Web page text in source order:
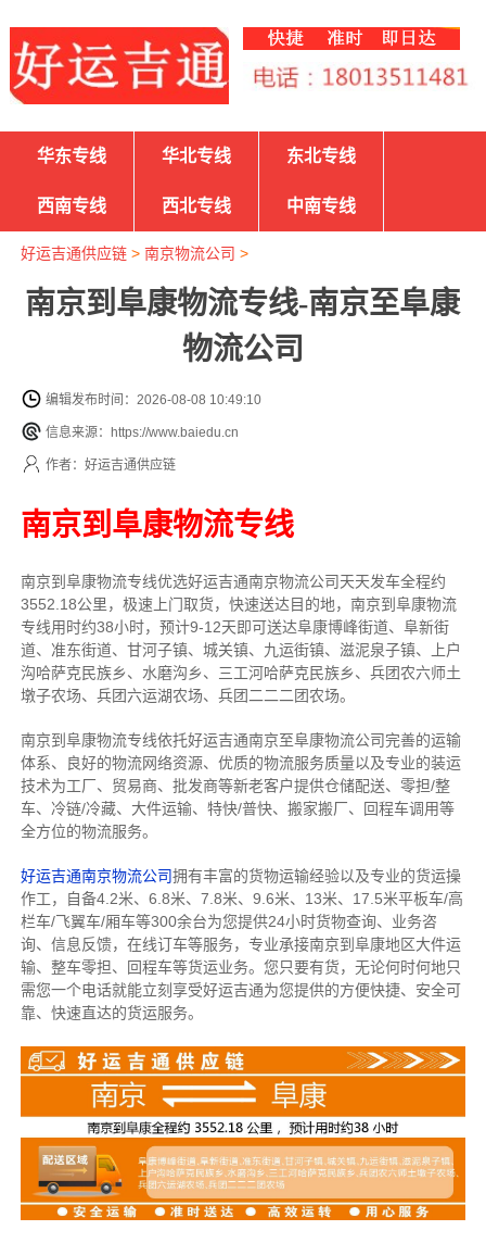
华东专线 华北专线 东北专线
西南专线 西北专线 中南专线
好运吉通供应链> 南京物流公司 >
南京到阜康物流专线-南京至阜康
物流公司
编辑发布时间：2026-08-08 10:49:10
信息来源：https://www.baiedu.cn
作者：好运吉通供应链
南京到阜康物流专线
南京到阜康物流专线优选好运吉通南京物流公司天天发车全程约
3552.18公里， 极速上门取货，快速送达目的地，南京到阜康物流
专线用时约38小时，预计9-12天即可送达阜康博峰街道、阜新街
道、准东街道、甘河子镇、城关镇、九运街镇、滋泥泉子镇、上户
沟哈萨克民族乡、水磨沟乡、三工河哈萨克民族乡、兵团农六师土
墩子农场、兵团六运湖农场、兵团二二二团农场。
南京到阜康物流专线依托好运吉通南京至阜康物流公司完善的运输
体系、良好的物流网络资源、优质的物流服务质量以及专业的装运
技术为工厂、贸易商、批发商等新老客户提供仓储配送、零担/整
车、冷链/冷藏、大件运输、特快/普快、搬家搬厂、回程车调用等
全方位的物流服务。
好运吉通南京物流公司拥有丰富的货物运输经验以及专业的货运操
作工，自备4.2米、6.8米、7.8米、9.6米、13米、17.5米平板车/高
栏车/飞翼车/厢车等300余台为您提供24小时货物查询、业务咨
询、信息反馈，在线订车等服务， 专业承接南京到阜康地区大件运
输、整车零担、回程车等货运业务。 您只要有货，无论何时何地只
需您一个电话就能立刻享受好运吉通为您提供的方便快捷、安全可
靠、快速直达的货运服务。